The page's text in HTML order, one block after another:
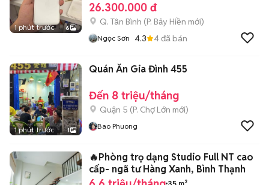
1 phút trước 6
26.300.000 đ
Q. Tân Bình (P. Bảy Hiền mới)
Ngọc Sơn 4.3 4đã bán
1 phút trước 1
Quán Ăn Gia Đình 455
Đến 8 triệu/tháng
Quận 5 (P. Chợ Lớn mới)
Bao Phuong
🔥Phòng trọ dạng Studio Full NT cao
cấp- ngã tư Hàng Xanh, Bình Thạnh
35 m²